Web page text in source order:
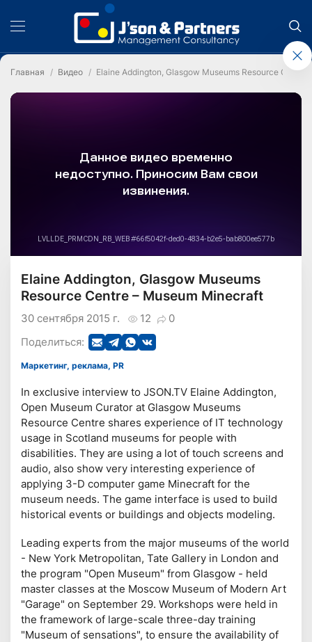
Главная Видео Elaine Addington, Glasgow Museums Resource Centre
Elaine Addington, Glasgow Museums
Resource Centre – Museum Minecraft
12 0
30 сентября 2015 г.
Поделиться:
Маркетинг, реклама, PR
In exclusive interview to JSON.TV Elaine Addington,
Open Museum Curator at Glasgow Museums
Resource Centre shares experience of IT technology
usage in Scotland museums for people with
disabilities. They are using a lot of touch screens and
audio, also show very interesting experience of
applying 3-D computer game Minecraft for the
museum needs. The game interface is used to build
historical events or buildings and objects modeling.
Leading experts from the major museums of the world
- New York Metropolitan, Tate Gallery in London and
the program "Open Museum" from Glasgow - held
master classes at the Moscow Museum of Modern Art
"Garage" on September 29. Workshops were held in
the framework of large-scale three-day training
"Museum of sensations", to ensure the availability of